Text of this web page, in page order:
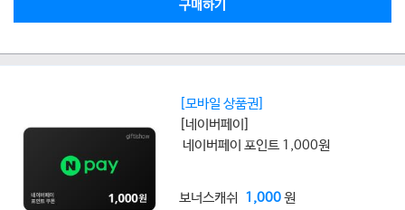
구매하기
[모바일 상품권]
[네이버페이]
네이버페이 포인트 1,000원
보너스캐쉬 1,000원